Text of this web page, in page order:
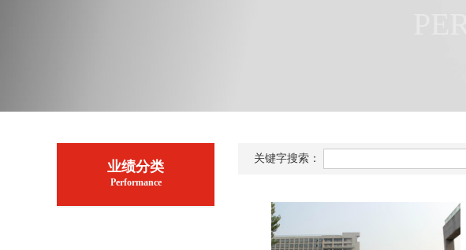
业绩分类
Performance
关键字搜索：